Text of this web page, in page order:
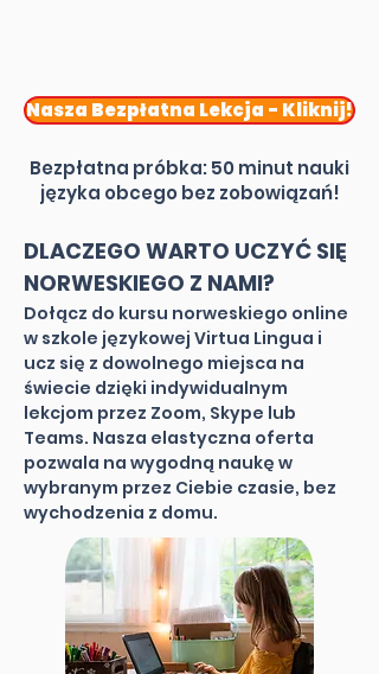
Nasza Bezpłatna Lekcja - Kliknij!
Bezpłatna próbka: 50 minut nauki
języka obcego bez zobowiązań!
DLACZEGO WARTO UCZYĆ SIĘ
NORWESKIEGO Z NAMI?
Dołącz do kursu norweskiego online
w szkole językowej Virtua Lingua i
ucz się z dowolnego miejsca na
świecie dzięki indywidualnym
lekcjom przez Zoom, Skype lub
Teams. Nasza elastyczna oferta
pozwala na wygodną naukę w
wybranym przez Ciebie czasie, bez
wychodzenia z domu.